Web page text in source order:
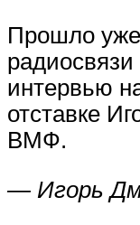
Прошло
интервью
отставке
ВМФ.
— Игорь